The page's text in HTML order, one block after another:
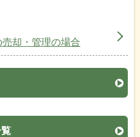
売却・管理の場合